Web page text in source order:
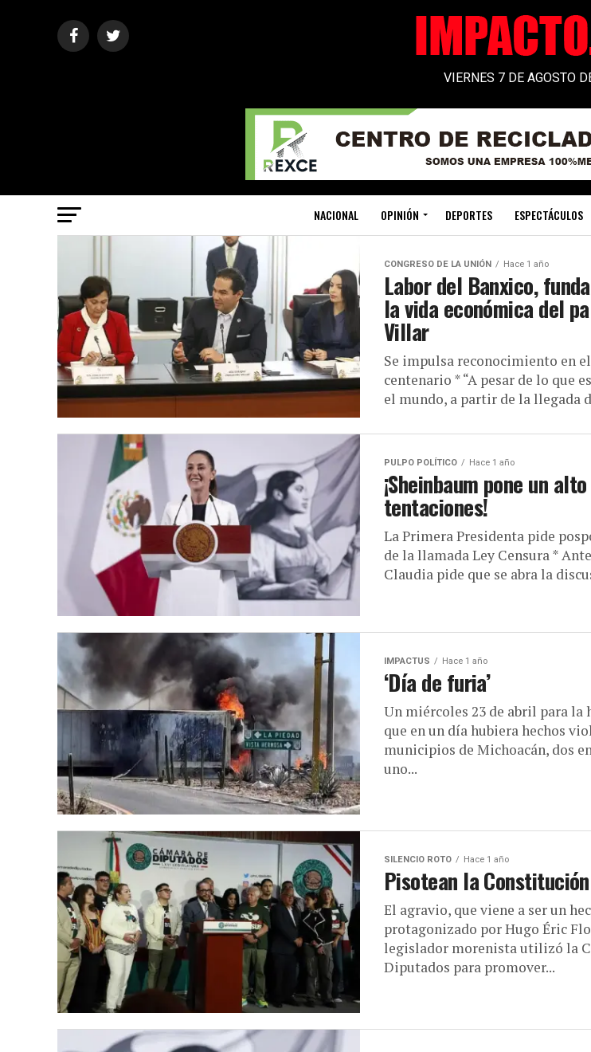
VIERNES 7 DE AGOSTO
NACIONAL OPINIÓN DEPORTES ESPECTÁCULOS
CONGRESO DE LA UNIÓN Hace 1 año
Labor del Banxico,
la vida económica del
Villar
Se impulsa reconocimiento en
centenario * “A pesar de lo que
el mundo, a partir de la llegada
PULPO POLÍTICO Hace 1 año
¡Sheinbaum pone un
tentaciones!
La Primera Presidenta pide
de la llamada Ley Censura *
Claudia pide que se abra la
IMPACTUS Hace 1 año
‘Día de furia’
Un miércoles 23 de abril para
que en un día hubiera hechos
municipios de Michoacán, dos
uno...
SILENCIO ROTO Hace 1 año
Pisotean la
El agravio, que viene a ser un
protagonizado por Hugo Éric
legislador morenista utilizó la
Diputados para promover...